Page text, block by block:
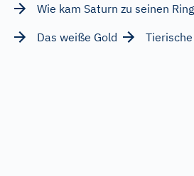
Wie kam Saturn zu seinen
Das weiße Gold